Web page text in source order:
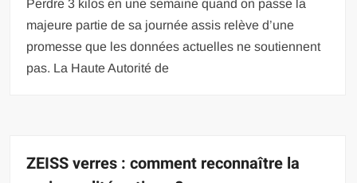
Perdre 3 kilos en une semaine quand on passe la
majeure partie de sa journée assis relève d’une
promesse que les données actuelles ne soutiennent
pas. La Haute Autorité de
ZEISS verres : comment reconnaître la